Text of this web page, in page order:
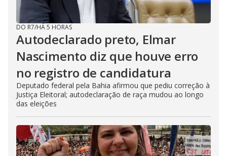
DO R7/HÁ 5 HORAS
Autodeclarado preto, Elmar
Nascimento diz que houve erro
no registro de candidatura
Deputado federal pela Bahia afirmou que pediu correção à
Justiça Eleitoral; autodeclaração de raça mudou ao longo
das eleições